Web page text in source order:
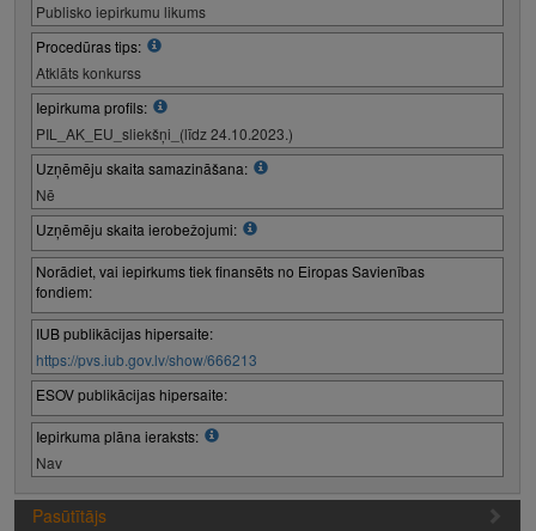
Publisko iepirkumu likums
Procedūras tips:
Atklāts konkurss
Iepirkuma profils:
PIL_AK_EU_sliekšņi_(līdz 24.10.2023.)
Uzņēmēju skaita samazināšana:
Nē
Uzņēmēju skaita ierobežojumi:
Norādiet, vai iepirkums tiek finansēts no Eiropas Savienības
fondiem:
IUB publikācijas hipersaite:
https://pvs.iub.gov.lv/show/666213
ESOV publikācijas hipersaite:
Iepirkuma plāna ieraksts:
Nav
Pasūtītājs